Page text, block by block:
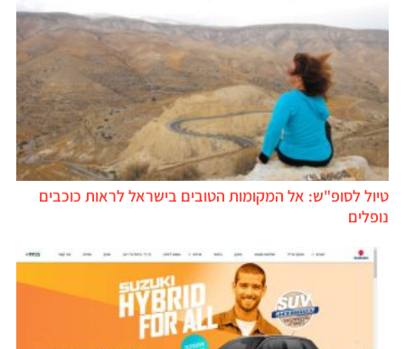
טיול לסופ"ש: אל המקומות הטובים בישראל לראות כוכבים
נופלים